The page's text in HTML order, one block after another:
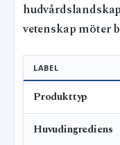
vetenskap möter
LABEL
Produkttyp
Huvudingrediens